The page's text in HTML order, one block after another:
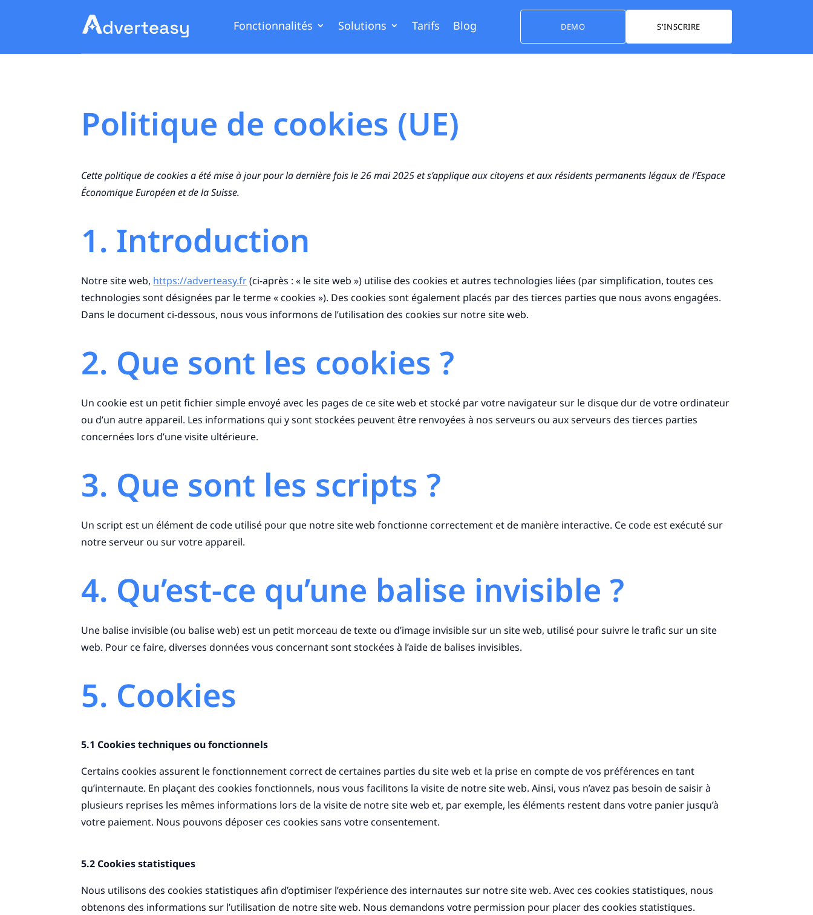
Fonctionnalités Solutions Tarifs Blog DEMO S'INSCRIRE
Politique de cookies (UE)
Cette politique de cookies a été mise à jour pour la dernière fois le 26 mai 2025 et s’applique aux citoyens et aux résidents permanents légaux de l’Espace
Économique Européen et de la Suisse.
1. Introduction
Notre site web, https://adverteasy.fr(ci-après : « le site web ») utilise des cookies et autres technologies liées (par simplification, toutes ces
technologies sont désignées par le terme « cookies »). Des cookies sont également placés par des tierces parties que nous avons engagées.
Dans le document ci-dessous, nous vous informons de l’utilisation des cookies sur notre site web.
2. Que sont les cookies ?
Un cookie est un petit fichier simple envoyé avec les pages de ce site web et stocké par votre navigateur sur le disque dur de votre ordinateur
ou d’un autre appareil. Les informations qui y sont stockées peuvent être renvoyées à nos serveurs ou aux serveurs des tierces parties
concernées lors d’une visite ultérieure.
3. Que sont les scripts ?
Un script est un élément de code utilisé pour que notre site web fonctionne correctement et de manière interactive. Ce code est exécuté sur
notre serveur ou sur votre appareil.
4. Qu’est-ce qu’une balise invisible ?
Une balise invisible (ou balise web) est un petit morceau de texte ou d’image invisible sur un site web, utilisé pour suivre le trafic sur un site
web. Pour ce faire, diverses données vous concernant sont stockées à l’aide de balises invisibles.
5. Cookies
5.1 Cookies techniques ou fonctionnels
Certains cookies assurent le fonctionnement correct de certaines parties du site web et la prise en compte de vos préférences en tant
qu’internaute. En plaçant des cookies fonctionnels, nous vous facilitons la visite de notre site web. Ainsi, vous n’avez pas besoin de saisir à
plusieurs reprises les mêmes informations lors de la visite de notre site web et, par exemple, les éléments restent dans votre panier jusqu’à
votre paiement. Nous pouvons déposer ces cookies sans votre consentement.
5.2 Cookies statistiques
Nous utilisons des cookies statistiques afin d’optimiser l’expérience des internautes sur notre site web. Avec ces cookies statistiques, nous
obtenons des informations sur l’utilisation de notre site web. Nous demandons votre permission pour placer des cookies statistiques.